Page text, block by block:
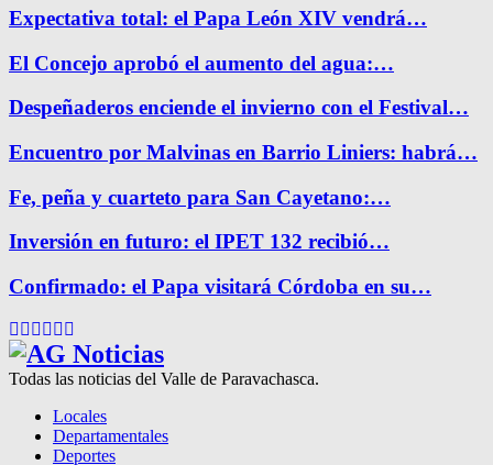
Expectativa total: el Papa León XIV vendrá…
El Concejo aprobó el aumento del agua:…
Despeñaderos enciende el invierno con el Festival…
Encuentro por Malvinas en Barrio Liniers: habrá…
Fe, peña y cuarteto para San Cayetano:…
Inversión en futuro: el IPET 132 recibió…
Confirmado: el Papa visitará Córdoba en su…
Facebook
Twitter
Instagram
Pinterest
Google
Todas las noticias del Valle de Paravachasca.
Locales
Departamentales
Deportes